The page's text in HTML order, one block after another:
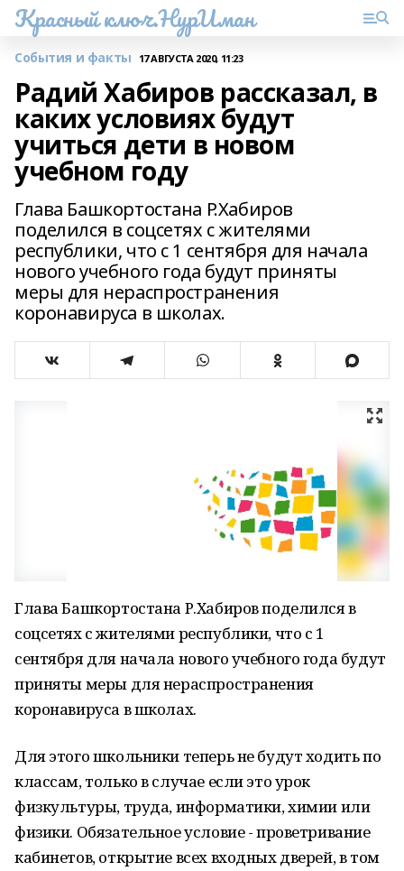
Красный ключ.НурИман
События и факты 17 АВГУСТА 2020, 11:23
Радий Хабиров рассказал, в
каких условиях будут
учиться дети в новом
учебном году
Глава Башкортостана Р.Хабиров
поделился в соцсетях с жителями
республики, что с 1 сентября для начала
нового учебного года будут приняты
меры для нераспространения
коронавируса в школах.
Глава Башкортостана Р.Хабиров поделился в
соцсетях с жителями республики, что с 1
сентября для начала нового учебного года будут
приняты меры для нераспространения
коронавируса в школах.
Для этого школьники теперь не будут ходить по
классам, только в случае если это урок
физкультуры, труда, информатики, химии или
физики. Обязательное условие - проветривание
кабинетов, открытие всех входных дверей, в том